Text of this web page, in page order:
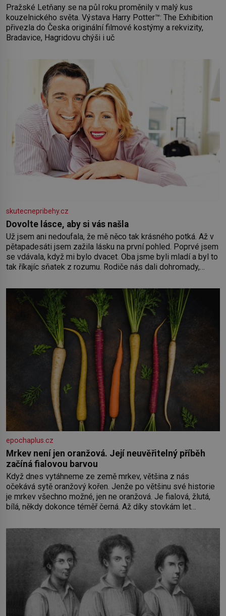
Pražské Letňany se na půl roku proměnily v malý kus
kouzelnického světa. Výstava Harry Potter™: The Exhibition
přivezla do Česka originální filmové kostýmy a rekvizity,
Bradavice, Hagridovu chýši i uč
skutecnepribehy.cz
Dovolte lásce, aby si vás našla
Už jsem ani nedoufala, že mě něco tak krásného potká. Až v
pětapadesáti jsem zažila lásku na první pohled. Poprvé jsem
se vdávala, když mi bylo dvacet. Oba jsme byli mladí a byl to
tak říkajíc sňatek z rozumu. Rodiče nás dali dohromady,
oběma moc nesvědčilo, brzy jsme zjistili, že
epochaplus.cz
Mrkev není jen oranžová. Její neuvěřitelný příběh
začíná fialovou barvou
Když dnes vytáhneme ze země mrkev, většina z nás
očekává sytě oranžový kořen. Jenže po většinu své historie
je mrkev všechno možné, jen ne oranžová. Je fialová, žlutá,
bílá, někdy dokonce téměř černá. Až díky stovkám let
českou zahradu ani nedokážeme představit. Její příběh je